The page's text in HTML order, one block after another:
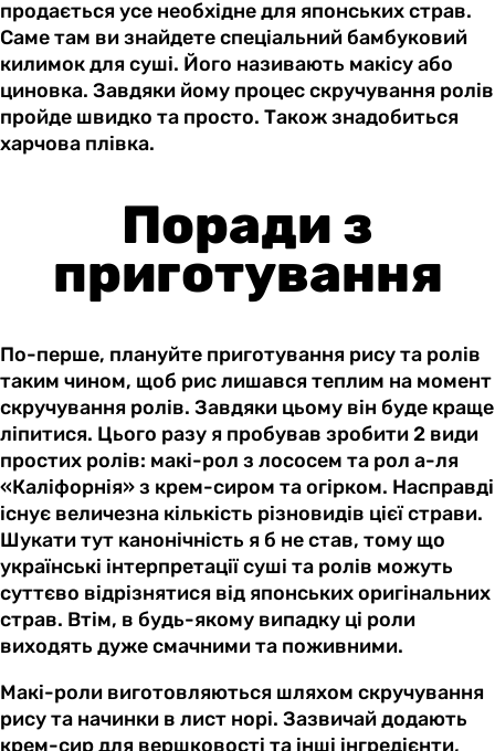
продається усе необхідне для японських страв.
Саме там ви знайдете спеціальний бамбуковий
килимок для суші. Його називають макісу або
циновка. Завдяки йому процес скручування ролів
пройде швидко та просто. Також знадобиться
харчова плівка.
Поради з
приготування
По-перше, плануйте приготування рису та ролів
таким чином, щоб рис лишався теплим на момент
скручування ролів. Завдяки цьому він буде краще
ліпитися. Цього разу я пробував зробити 2 види
простих ролів: макі-рол з лососем та рол а-ля
«Каліфорнія» з крем-сиром та огірком. Насправді
існує величезна кількість різновидів цієї страви.
Шукати тут канонічність я б не став, тому що
українські інтерпретації суші та ролів можуть
суттєво відрізнятися від японських оригінальних
страв. Втім, в будь-якому випадку ці роли
виходять дуже смачними та поживними.
Макі-роли виготовляються шляхом скручування
рису та начинки в лист норі. Зазвичай додають
крем-сир для вершковості та інші інгредієнти,